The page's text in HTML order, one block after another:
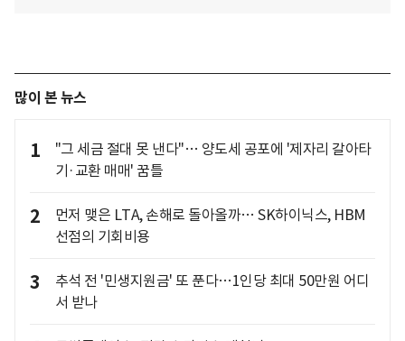
많이 본 뉴스
1
"그 세금 절대 못 낸다"… 양도세 공포에 '제자리 갈아타
기·교환 매매' 꿈틀
2
먼저 맺은 LTA, 손해로 돌아올까… SK하이닉스, HBM
선점의 기회비용
3
추석 전 '민생지원금' 또 푼다…1인당 최대 50만원 어디
서 받나